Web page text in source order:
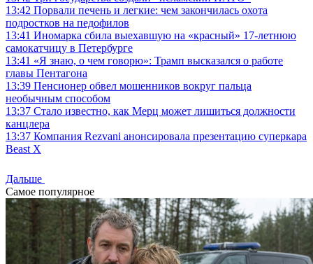
13:42 Порвали печень и легкие: чем закончилась охота
подростков на педофилов
13:41 Иномарка сбила выехавшую на «красный» 17-летнюю
самокатчицу в Петербурге
13:41 «Я знаю, о чем говорю»: Трамп высказался о работе
главы Пентагона
13:39 Пенсионер обвел мошенников вокруг пальца
необычным способом
13:37 Стало известно, как Мерц может лишиться должности
канцлера
13:37 Компания Rezvani анонсировала презентацию суперкара
Beast X
Дальше
Самое популярное